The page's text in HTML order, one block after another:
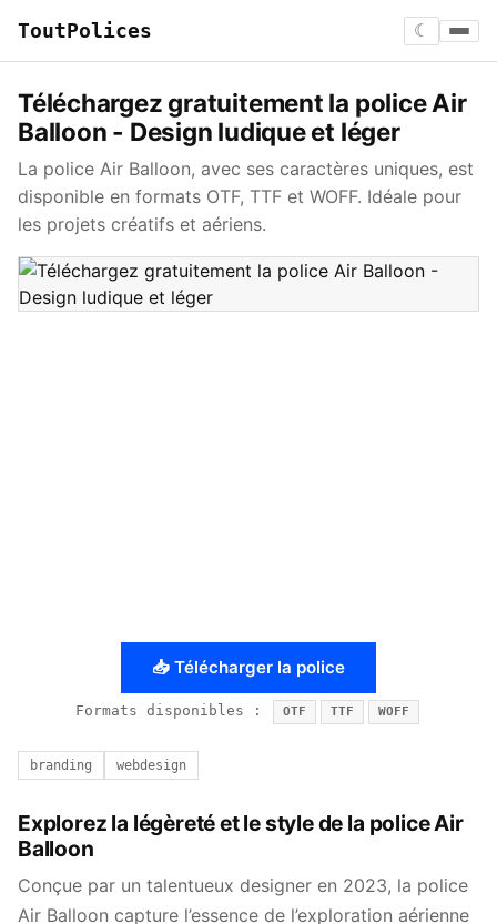
ToutPolices ☾
Téléchargez gratuitement la police Air
Balloon - Design ludique et léger
La police Air Balloon, avec ses caractères uniques, est
disponible en formats OTF, TTF et WOFF. Idéale pour
les projets créatifs et aériens.
📥 Télécharger la police
Formats disponibles : OTF TTF WOFF
branding webdesign
Explorez la légèreté et le style de la police Air
Balloon
Conçue par un talentueux designer en 2023, la police
Air Balloon capture l’essence de l’exploration aérienne